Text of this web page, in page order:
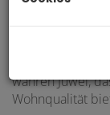
Die soliden
hochwertige
wahren Juwel,
Wohnqualität